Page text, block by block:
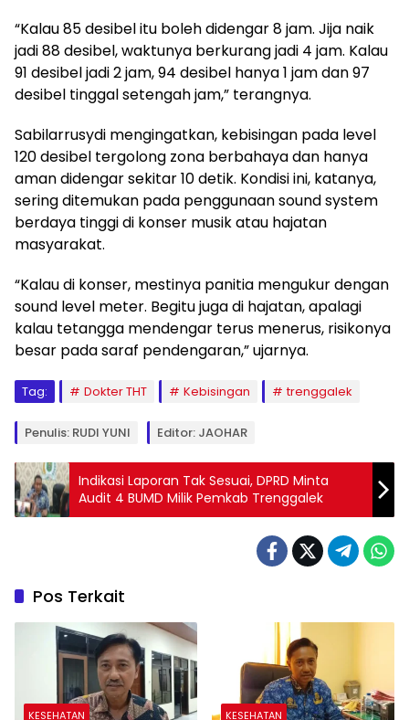
“Kalau 85 desibel itu boleh didengar 8 jam. Jija naik
jadi 88 desibel, waktunya berkurang jadi 4 jam. Kalau
91 desibel jadi 2 jam, 94 desibel hanya 1 jam dan 97
desibel tinggal setengah jam,” terangnya.
Sabilarrusydi mengingatkan, kebisingan pada level
120 desibel tergolong zona berbahaya dan hanya
aman didengar sekitar 10 detik. Kondisi ini, katanya,
sering ditemukan pada penggunaan sound system
berdaya tinggi di konser musik atau hajatan
masyarakat.
“Kalau di konser, mestinya panitia mengukur dengan
sound level meter. Begitu juga di hajatan, apalagi
kalau tetangga mendengar terus menerus, risikonya
besar pada saraf pendengaran,” ujarnya.
Tag: Dokter THT Kebisingan trenggalek
Penulis: RUDI YUNI Editor: JAOHAR
Indikasi Laporan Tak Sesuai, DPRD Minta
Audit 4 BUMD Milik Pemkab Trenggalek
Pos Terkait
KESEHATAN KESEHATAN